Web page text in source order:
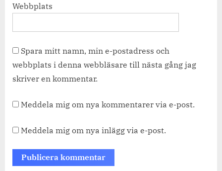
Webbplats
Spara mitt namn, min e-postadress och
webbplats i denna webbläsare till nästa gång jag
skriver en kommentar.
Meddela mig om nya kommentarer via e-post.
Meddela mig om nya inlägg via e-post.